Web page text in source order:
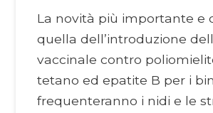
La novità più importante e
quella dell’introduzione
vaccinale contro
tetano ed epatite B per i
frequenteranno i nidi e le